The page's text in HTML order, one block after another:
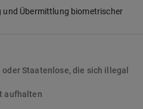
und Übermittlung biometrischer
Staatenlose, die sich illegal
aufhalten